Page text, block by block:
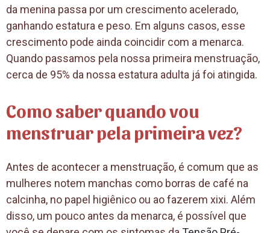
da menina passa por um crescimento acelerado,
ganhando estatura e peso. Em alguns casos, esse
crescimento pode ainda coincidir com a menarca.
Quando passamos pela nossa primeira menstruação,
cerca de 95% da nossa estatura adulta já foi atingida.
Como saber quando vou
menstruar pela primeira vez?
Antes de acontecer a menstruação, é comum que as
mulheres notem manchas como borras de café na
calcinha, no papel higiênico ou ao fazerem xixi. Além
disso, um pouco antes da menarca, é possível que